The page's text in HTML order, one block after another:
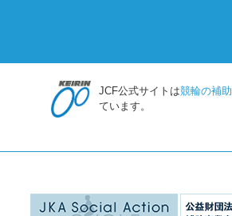
JCF公式サイトは競輪の補助
ています。